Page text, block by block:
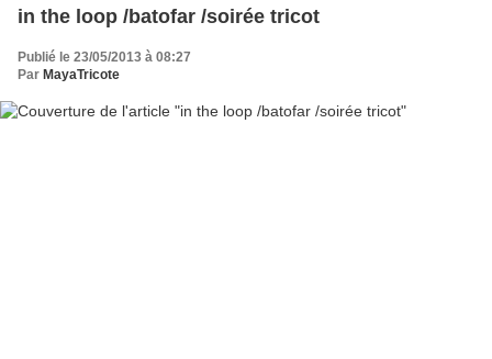
in the loop /batofar /soirée tricot
Publié le 23/05/2013 à 08:27
Par MayaTricote